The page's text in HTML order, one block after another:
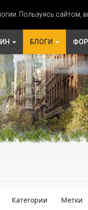
Пользуясь сайтом,
БЛОГИ
Категории Метки